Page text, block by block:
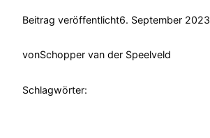
Beitrag veröffentlicht6. September 2023
vonSchopper van der Speelveld
Schlagwörter: